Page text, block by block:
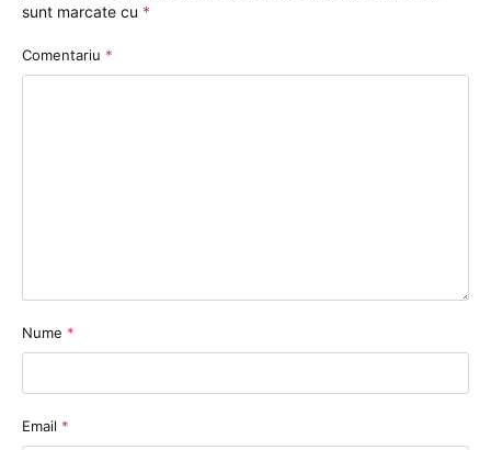
sunt marcate cu *
Comentariu *
Nume *
Email *